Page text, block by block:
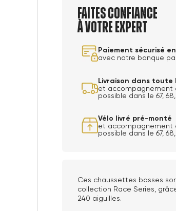
Faites confiance
à votre expert
Paiement sécurisé
avec notre banque
Livraison dans toute
et accompagnement
possible dans le 67,
Vélo livré pré-monté
et accompagnement
possible dans le 67,
Ces chaussettes basses
collection Race Series,
240 aiguilles.